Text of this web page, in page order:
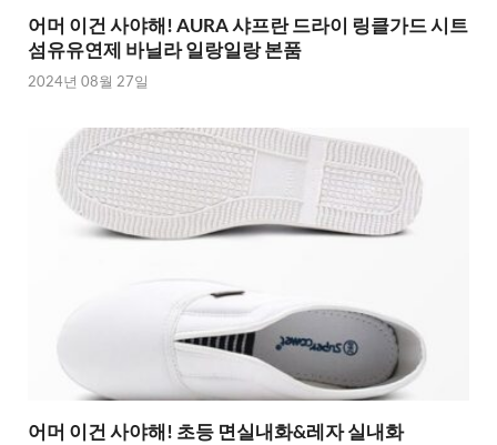
어머 이건 사야해! AURA 샤프란 드라이 링클가드 시트
섬유유연제 바닐라 일랑일랑 본품
2024년 08월 27일
어머 이건 사야해! 초등 면실내화&레자 실내화